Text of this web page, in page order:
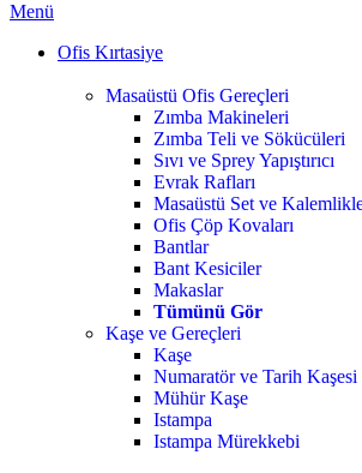
Menü
Ofis Kırtasiye
Masaüstü Ofis Gereçleri
Zımba Makineleri
Zımba Teli ve Sökücüleri
Sıvı ve Sprey Yapıştırıcı
Evrak Rafları
Masaüstü Set ve
Ofis Çöp Kovaları
Bantlar
Bant Kesiciler
Makaslar
Tümünü Gör
Kaşe ve Gereçleri
Kaşe
Numaratör ve Tarih Kaşesi
Mühür Kaşe
Istampa
Istampa Mürekkebi